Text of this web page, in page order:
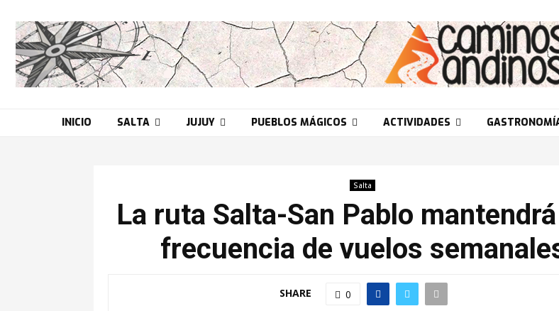
INICIO SALTA JUJUY PUEBLOS MÁGICOS ACTIVIDADES
Salta
La ruta Salta-San Pablo
frecuencia de vuelos
SHARE 0